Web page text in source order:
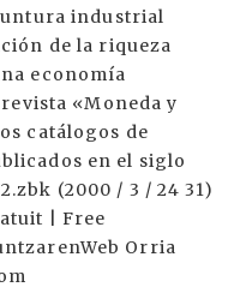
industrial
de la riqueza
economía
«Moneda y
catálogos de
en el siglo
(2000 / 3 / 24 31)
| Free
Orria